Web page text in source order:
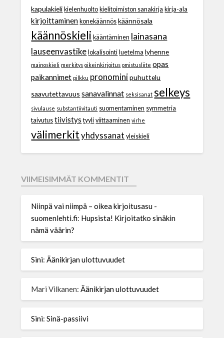
kapulakieli kielenhuolto kielitoimiston sanakirja kirja-ala
kirjoittaminen konekäännös käännösala
käännöskieli kääntäminen lainasana
lauseenvastike lokalisointi luetelma lyhenne
mainoskieli merkitys oikeinkirjoitus omistusliite opas
paikannimet pilkku pronomini puhuttelu
saavutettavuus sanavalinnat seksisanat selkeys
sivulause substantiivitauti suomentaminen symmetria
taivutus tiivistys tyyli viittaaminen virhe
välimerkit yhdyssanat yleiskieli
VIIMEISIMMÄT KOMMENTIT
Niinpä vai niimpä – oikea kirjoitusasu -
suomenlehti.fi: Hupsista! Kirjoitatko sinäkin
nämä väärin?
Sini:Äänikirjan ulottuvuudet
Mari Vilkanen:Äänikirjan ulottuvuudet
Sini:Sinä-passiivi